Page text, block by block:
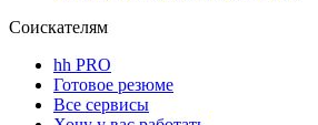
Соискателям
hh PRO
Готовое резюме
Все сервисы